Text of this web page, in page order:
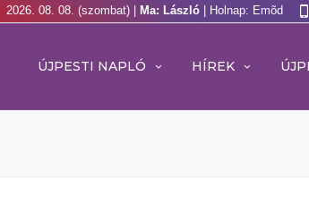
2026. 08. 08. (szombat) | Ma: László | Holnap: Emõd
ÚJPESTI NAPLÓ HÍREK